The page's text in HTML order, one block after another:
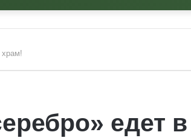
храм!
едет в